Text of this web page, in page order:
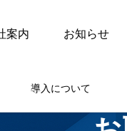
案内 お知らせ
導入について